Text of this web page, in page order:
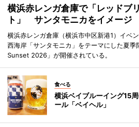
横浜赤レンガ倉庫で「レッドブ
ト」 サンタモニカをイメージ
横浜赤レンガ倉庫（横浜市中区新港1）イベ
西海岸「サンタモニカ」をテーマにした夏
Sunset 2026」が開催されている。
食べる
横浜ベイブルーイング15
ール「ベイヘル」